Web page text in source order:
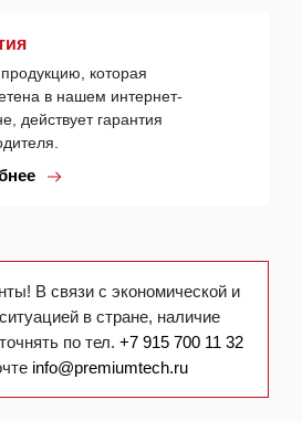
которая
в нашем интернет-
действует гарантия
В связи с экономической и
в стране, наличие
по тел. +7 915 700 11 32
info@premiumtech.ru